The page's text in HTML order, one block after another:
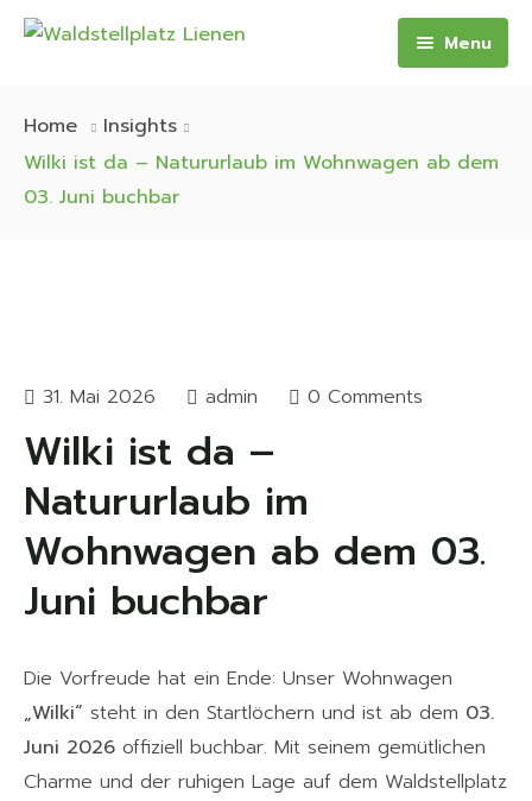
Menu
Über Uns
Wilky
Galerie
Aktuelles
Kontakt
Home
Insights
Wilki ist da – Natururlaub im Wohnwagen ab dem
03. Juni buchbar
31. Mai 2026 admin 0 Comments
Wilki ist da –
Natururlaub im
Wohnwagen ab dem 03.
Juni buchbar
Die Vorfreude hat ein Ende: Unser Wohnwagen
„Wilki“ steht in den Startlöchern und ist ab dem 03.
Juni 2026 offiziell buchbar. Mit seinem gemütlichen
Charme und der ruhigen Lage auf dem Waldstellplatz